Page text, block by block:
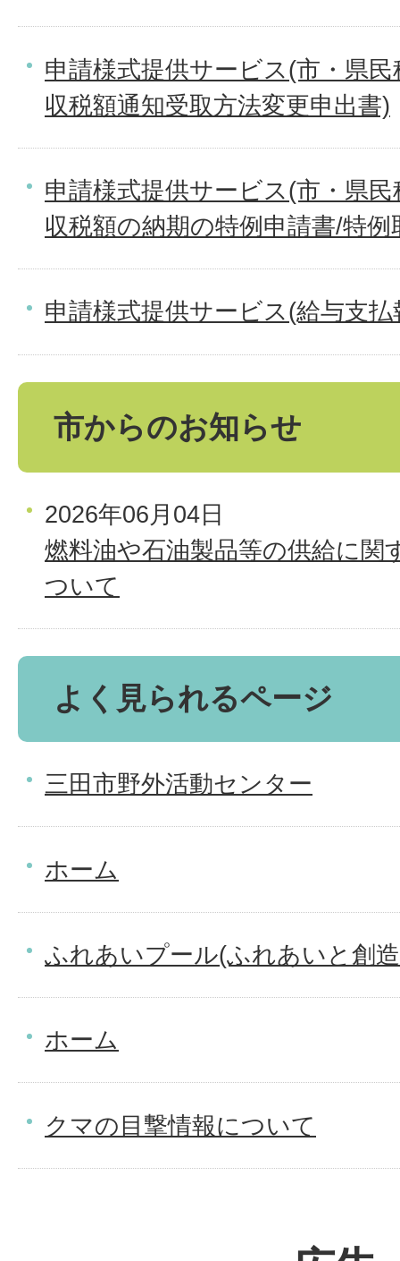
申請様式提供サービス(市・県
収税額通知受取方法変更申出書)
申請様式提供サービス(市・県
収税額の納期の特例申請書/特例
申請様式提供サービス(給与支払
市からのお知らせ
2026年06月04日
燃料油や石油製品等の供給に関
ついて
よく見られるページ
三田市野外活動センター
ホーム
ふれあいプール(ふれあいと創
ホーム
クマの目撃情報について